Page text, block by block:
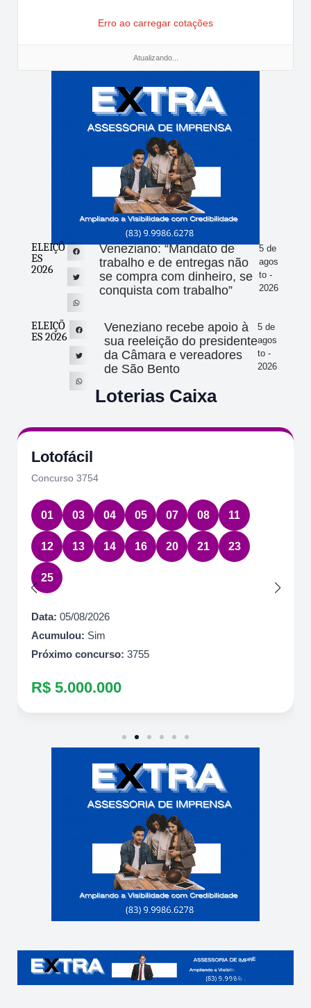
Erro ao carregar cotações
Atualizando...
ELEIÇÕ
ES
2026
Veneziano: “Mandato de
trabalho e de entregas não
se compra com dinheiro, se
conquista com trabalho”
5 de
agos
to -
2026
ELEIÇÕ
ES 2026
Veneziano recebe apoio à
sua reeleição do presidente
da Câmara e vereadores
de São Bento
5 de
agos
to -
2026
Loterias Caixa
Lotofácil
Concurso 3754
01 03 04 05 07 08 11
12 13 14 16 20 21 23
25
Data: 05/08/2026
Acumulou: Sim
Próximo concurso: 3755
R$ 5.000.000